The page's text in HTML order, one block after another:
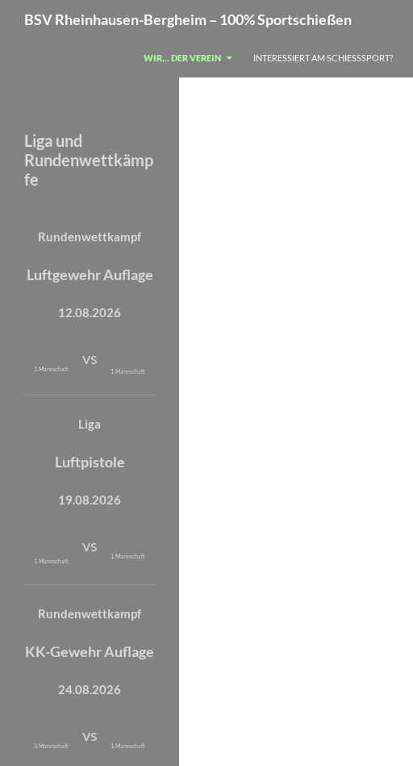
InhaltBSV Rheinhausen-Bergheim – 100% Sportschießen
WIR… DER VEREIN INTERESSIERT AM SCHIESSSPORT?
Liga und
Rundenwettkämp
fe
Rundenwettkampf
Luftgewehr Auflage
12.08.2026
1. Mannschaft
vs
1. Mannschaft
Liga
Luftpistole
19.08.2026
1. Mannschaft
vs
1. Mannschaft
Rundenwettkampf
KK-Gewehr Auflage
24.08.2026
3. Mannschaft
vs
1. Mannschaft